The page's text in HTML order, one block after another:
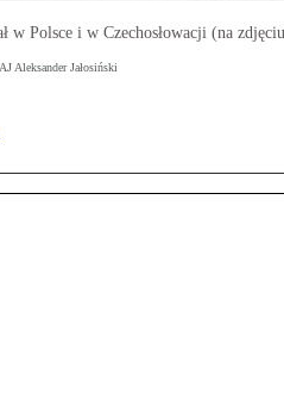
w Polsce i w Czechosłowacji (na
Aleksander Jałosiński